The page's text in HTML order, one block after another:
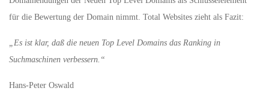
für die Bewertung der Domain nimmt. Total Websites zieht als Fazit:
„Es ist klar, daß die neuen Top Level Domains das Ranking in
Suchmaschinen verbessern.“
Hans-Peter Oswald